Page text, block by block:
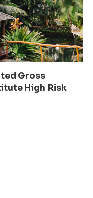
Gross
High Risk